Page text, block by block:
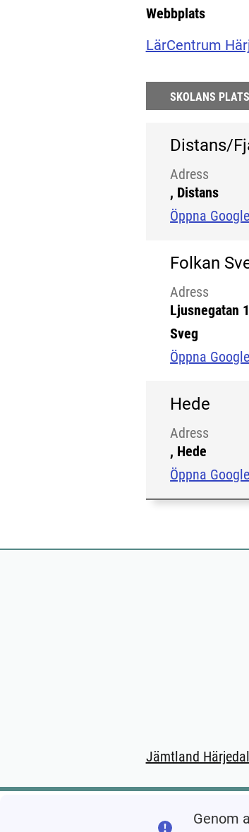
Webbplats
LärCentrum
SKOLANS
Distans/
Adress
, Distans
Öppna
Folkan
Adress
Ljusnegatan
Sveg
Öppna
Hede
Adress
, Hede
Öppna
Jämtland
Genom